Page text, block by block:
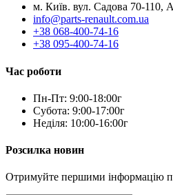
м. Київ. вул. Садова 70-110,
info@parts-renault.com.ua
+38 068-400-74-16
+38 095-400-74-16
Час роботи
Пн-Пт: 9:00-18:00г
Субота: 9:00-17:00г
Неділя: 10:00-16:00г
Розсилка новин
Отримуйте першими інформацію